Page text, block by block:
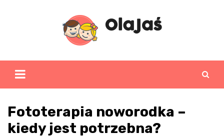
Fototerapia noworodka –
kiedy jest potrzebna?